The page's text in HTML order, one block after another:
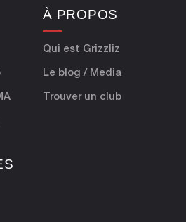
À PROPOS
Qui est Grizzliz
Le blog / Media
Trouver un club